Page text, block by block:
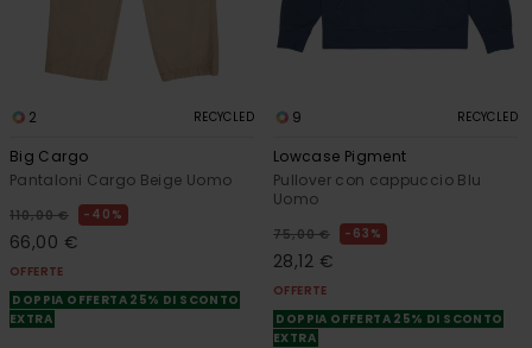
2 RECYCLED
Big Cargo
Pantaloni Cargo Beige Uomo
110,00 € 40%
66,00 €
OFFERTE
DOPPIA OFFERTA 25% DI SCONTO
EXTRA
9 RECYCLED
Lowcase Pigment
Pullover con cappuccio Blu
Uomo
75,00 € 63%
28,12 €
OFFERTE
DOPPIA OFFERTA 25% DI SCONTO
EXTRA